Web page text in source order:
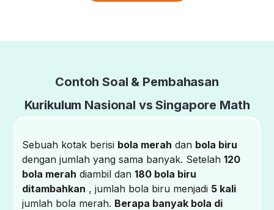
Contoh Soal & Pembahasan
Kurikulum Nasional vs Singapore Math
Sebuah kotak berisi bola merah dan bola biru
dengan jumlah yang sama banyak. Setelah120
bola merah diambil dan180 bola biru
ditambahkan , jumlah bola biru menjadi 5 kali
jumlah bola merah. Berapa banyak bola di